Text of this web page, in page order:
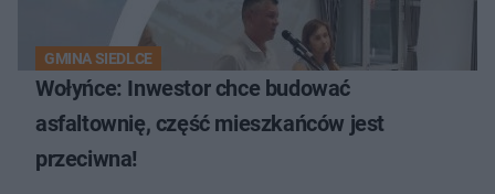
GMINA SIEDLCE
Wołyńce: Inwestor chce budować
asfaltownię, część mieszkańców jest
przeciwna!